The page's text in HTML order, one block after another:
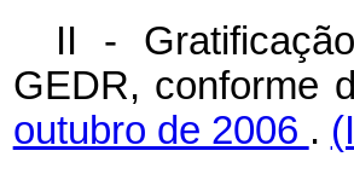
II -
GEDR, conforme
outubro de 2006 .